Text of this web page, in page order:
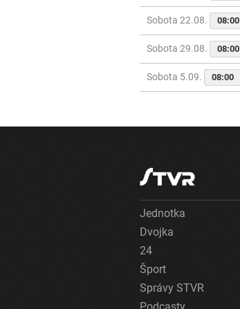
Sobota 22.08. 08:00
Sobota 29.08. 08:00
Sobota 5.09. 08:00
Jednotka
Dvojka
24
Šport
Správy STVR